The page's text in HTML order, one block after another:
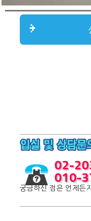
02-
010-
궁금하신 점은 언제든